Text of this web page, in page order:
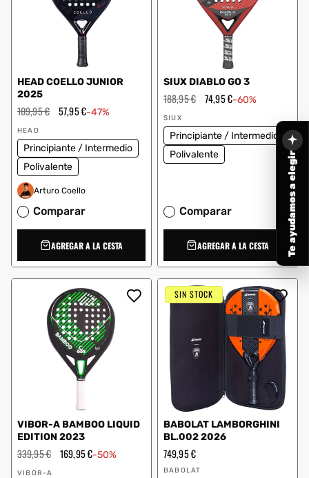
HEAD COELLO JUNIOR
2025
Precio
habitual
109,95 € Precio
de
57,95 €-47%
Proveedor:
HEAD
Principiante / Intermedio
Polivalente
Arturo Coello
Comparar
AGREGAR A LA CESTA
SIUX DIABLO GO 3
Precio
habitual
188,95 € Precio
de
74,95 €-60%
Proveedor:
SIUX
Principiante / Intermedio
Polivalente
Comparar
AGREGAR A LA CESTA
VIBOR-A BAMBOO LIQUID
EDITION 2023
Precio
habitual
339,95 € Precio
169,95 €-50%
Proveedor:
VIBOR-A
SIN STOCK
BABOLAT LAMBORGHINI
BL.002 2026
Precio
habitual
749,95 €
Proveedor:
BABOLAT
Te ayudamos a elegir